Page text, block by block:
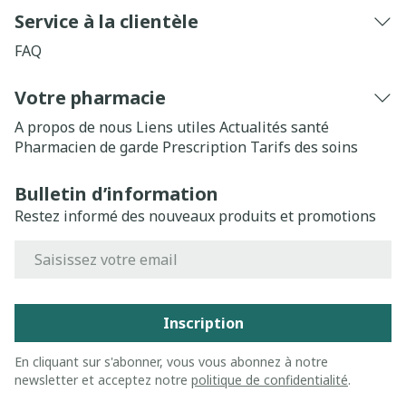
Service à la clientèle
FAQ
Votre pharmacie
A propos de nous Liens utiles Actualités santé
Pharmacien de garde Prescription Tarifs des soins
Bulletin d’information
Restez informé des nouveaux produits et promotions
Inscription
En cliquant sur s'abonner, vous vous abonnez à notre
newsletter et acceptez notre politique de confidentialité.